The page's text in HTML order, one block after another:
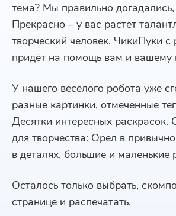
тема? Мы правильно
Прекрасно – у вас растёт
творческий человек. ЧикиПуки с
придёт на помощь вам и
У нашего весёлого робота уже
разные картинки, отмеченные
Десятки интересных раскрасок.
для творчества: Орел в
в деталях, большие и маленькие
Осталось только выбрать,
странице и распечатать.